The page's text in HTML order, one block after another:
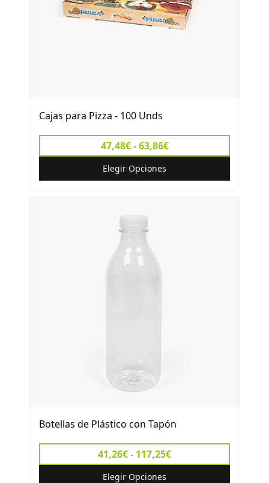
Cajas para Pizza - 100 Unds
47,48€ - 63,86€
Elegir Opciones
Botellas de Plástico con Tapón
41,26€ - 117,25€
Elegir Opciones